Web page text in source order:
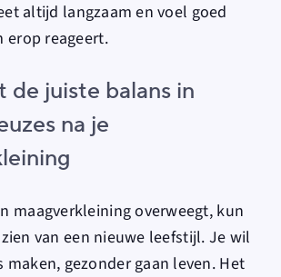
altijd langzaam en voel goed
erop reageert.
de juiste balans in
na je
maagverkleining overweegt, kun
van een nieuwe leefstijl. Je wil
maken, gezonder gaan leven. Het